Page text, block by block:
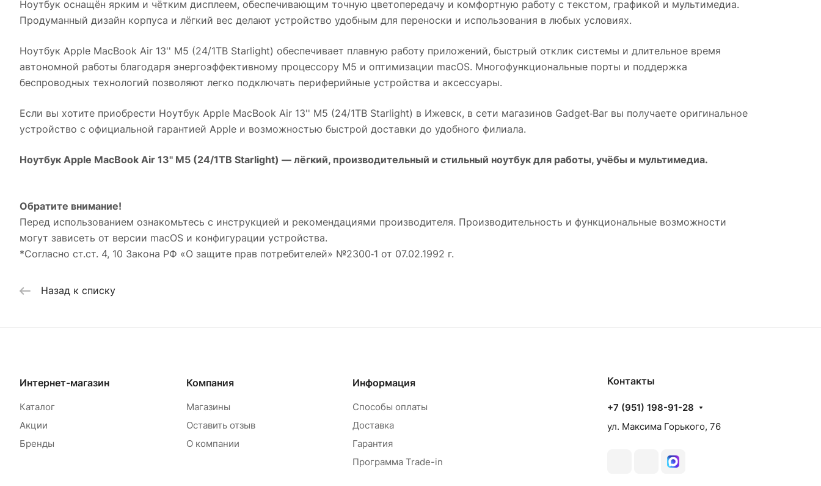
Ноутбук оснащён ярким и чётким дисплеем, обеспечивающим точную цветопередачу и комфортную работу с текстом, графикой и мультимедиа.
Продуманный дизайн корпуса и лёгкий вес делают устройство удобным для переноски и использования в любых условиях.
Ноутбук Apple MacBook Air 13'' M5 (24/1TB Starlight) обеспечивает плавную работу приложений, быстрый отклик системы и длительное время
автономной работы благодаря энергоэффективному процессору M5 и оптимизации macOS. Многофункциональные порты и поддержка
беспроводных технологий позволяют легко подключать периферийные устройства и аксессуары.
Если вы хотите приобрести Ноутбук Apple MacBook Air 13'' M5 (24/1TB Starlight) в Ижевск, в сети магазинов Gadget‑Bar вы получаете оригинальное
устройство с официальной гарантией Apple и возможностью быстрой доставки до удобного филиала.
Ноутбук Apple MacBook Air 13'' M5 (24/1TB Starlight) — лёгкий, производительный и стильный ноутбук для работы, учёбы и мультимедиа.
Обратите внимание!
Перед использованием ознакомьтесь с инструкцией и рекомендациями производителя. Производительность и функциональные возможности
могут зависеть от версии macOS и конфигурации устройства.
*Согласно ст.ст. 4, 10 Закона РФ «О защите прав потребителей» №2300‑1 от 07.02.1992 г.
Назад к списку
Интернет-магазин
Каталог
Акции
Бренды
Компания
Магазины
Оставить отзыв
О компании
Информация
Способы оплаты
Доставка
Гарантия
Программа Trade-in
Контакты
+7 (951) 198-91-28
ул. Максима Горького, 76